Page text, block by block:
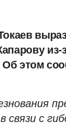
из-
этом
связи с